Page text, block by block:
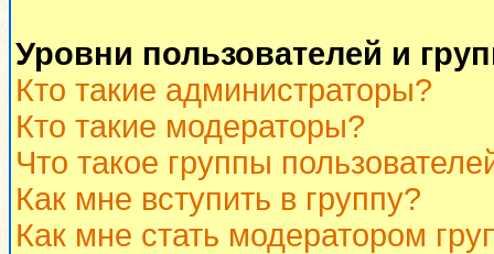
Уровни пользователей и
Кто такие администраторы?
Кто такие модераторы?
Что такое группы
Как мне вступить в группу?
Как мне стать модератором